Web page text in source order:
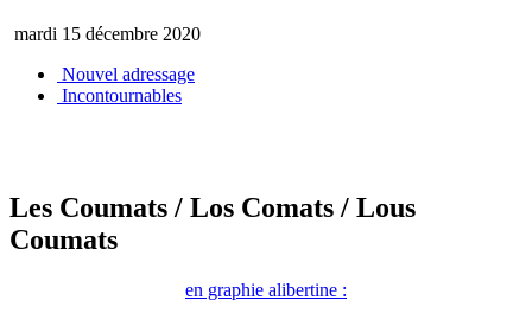
mardi 15 décembre 2020
Nouvel adressage
Incontournables
Les Coumats / Los Comats / Lous
Coumats
en graphie alibertine :